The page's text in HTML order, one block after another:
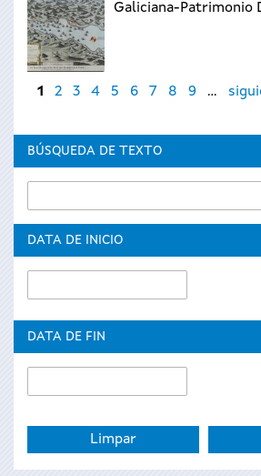
Galiciana-Patrimonio
Páginas
1 2 3 4 5 6 7 8 9 …
BÚSQUEDA DE TEXTO
DATA DE INICIO
de
DATA DE FIN
de